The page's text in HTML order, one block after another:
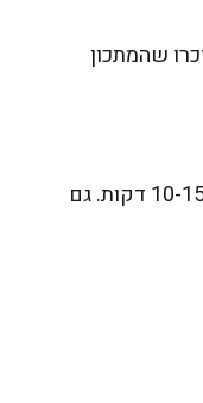
שהמתכון
שאלת זהב! שוטפים את הצנצנות היטב במים ובסבון, ולאחר מכן מוסיפים אותן לתנור מחומם ל-100 מעלות למשך 10-15 דקות. גם